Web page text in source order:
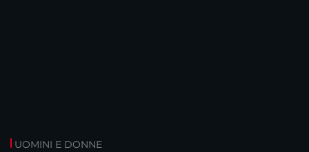
UOMINI E DONNE